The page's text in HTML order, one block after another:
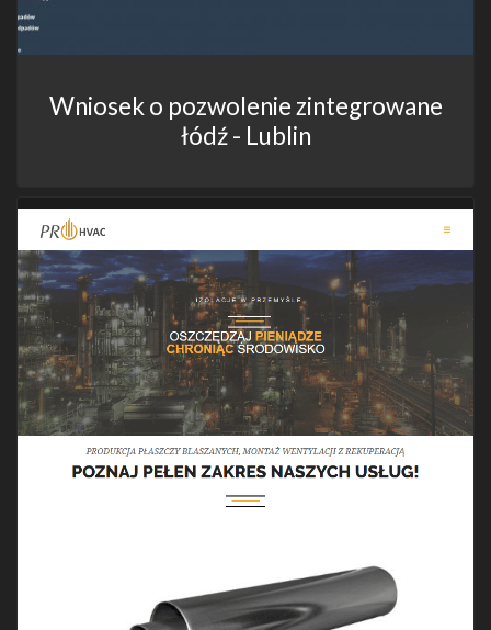
Wniosek o pozwolenie zintegrowane
łódź - Lublin